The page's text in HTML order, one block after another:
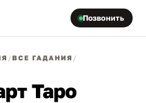
Позвонить
/ВСЕ ГАДАНИЯ /
Таро